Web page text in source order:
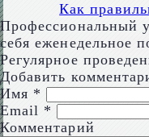
Как
Профессиональный
себя еженедельное
Регулярное
Добавить
Имя *
Email *
Комментарий